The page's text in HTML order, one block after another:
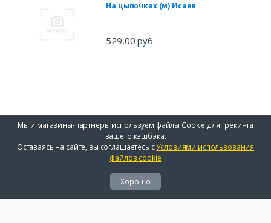
На цыпочках (м) Исаев
529,00 руб.
Мы и магазины-партнеры используем файлы Cookie для трекинга
вашего кэшбэка.
Оставаясь на сайте, вы соглашаетесь сУсловиями использования
файлов cookie
Хорошо